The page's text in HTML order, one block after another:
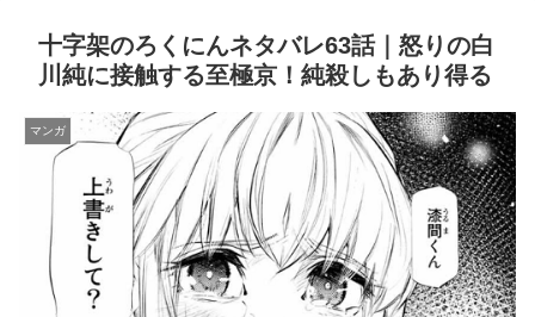
十字架のろくにんネタバレ63話｜怒りの白
川純に接触する至極京！純殺しもあり得る
マンガ